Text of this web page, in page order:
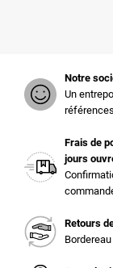
Notre
Un
Frais de
jours
Retours